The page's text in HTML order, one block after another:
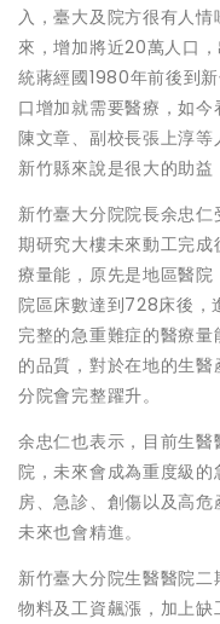
入，臺大及院方很有人
來，增加將近20萬人口
統蔣經國1980年前後到
口增加就需要醫療，如
陳文章、副校長張上淳
新竹縣來說是很大的助益
新竹臺大分院院長余忠
期研究大樓未來動工完
療量能，原先是地區醫
院區床數達到728床後，
完整的急重難症的醫療
的品質，對於在地的生
分院會完整躍升。
余忠仁也表示，目前生
院，未來會成為重度級
房、急診、創傷以及高危
未來也會精進。
新竹臺大分院生醫醫院
物料及工資飆漲，加上